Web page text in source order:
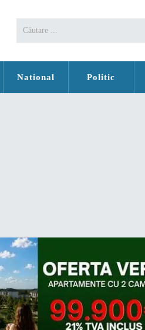
National Politic